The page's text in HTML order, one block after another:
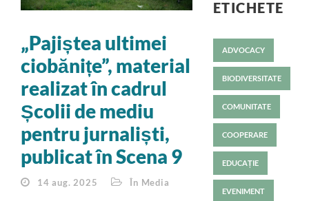
„Pajiștea ultimei
ciobănițe”, material
realizat în cadrul
Școlii de mediu
pentru jurnaliști,
publicat în Scena 9
14 aug. 2025 În Media
ETICHETE
ADVOCACY
BIODIVERSITATE
COMUNITATE
COOPERARE
EDUCAȚIE
EVENIMENT